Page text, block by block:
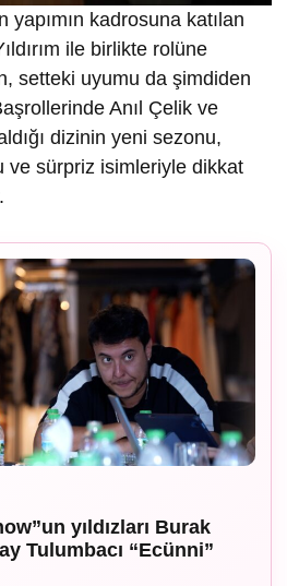
kadrosuna katılan
ile birlikte rolüne
setteki uyumu da şimdiden
Anıl Çelik ve
dizinin yeni sezonu,
ve sürpriz isimleriyle dikkat
yıldızları Burak
Tulumbacı “Ecünni”